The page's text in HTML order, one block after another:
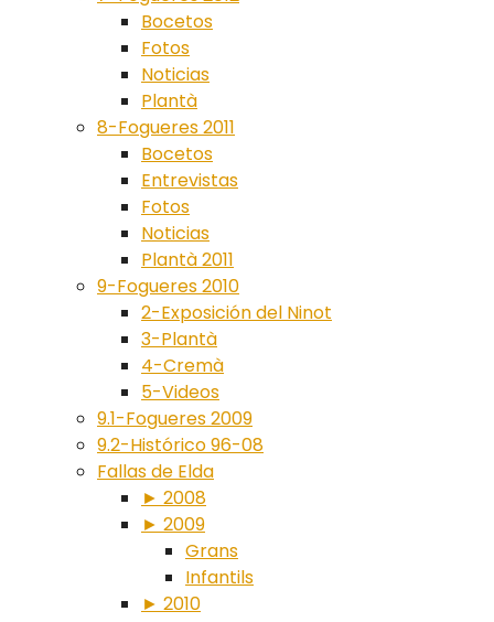
Bocetos
Fotos
Noticias
Plantà
8-Fogueres 2011
Bocetos
Entrevistas
Fotos
Noticias
Plantà 2011
9-Fogueres 2010
2-Exposición del Ninot
3-Plantà
4-Cremà
5-Videos
9.1-Fogueres 2009
9.2-Histórico 96-08
Fallas de Elda
► 2008
► 2009
Grans
Infantils
► 2010